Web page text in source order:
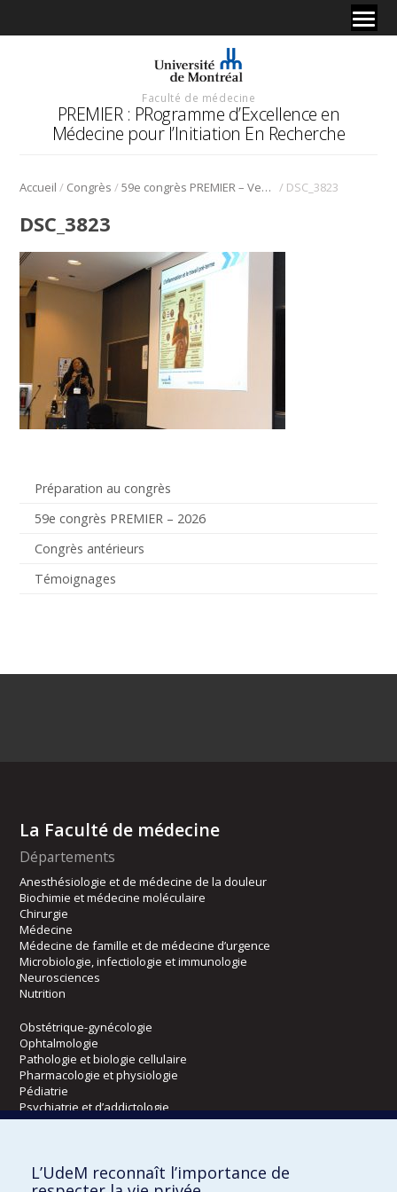
Faculté de médecine
PREMIER : PRogramme d’Excellence en
Médecine pour l’Initiation En Recherche
Accueil / Congrès / 59e congrès PREMIER – Vendredi 30 Janvier 2026 / DSC_3823
Préparation au congrès
59e congrès PREMIER – 2026
Congrès antérieurs
Témoignages
DSC_3823
La Faculté de médecine
Départements
Anesthésiologie et de médecine de la douleur
Biochimie et médecine moléculaire
Chirurgie
Médecine
Médecine de famille et de médecine d’urgence
Microbiologie, infectiologie et immunologie
Neurosciences
Nutrition
Obstétrique-gynécologie
Ophtalmologie
Pathologie et biologie cellulaire
Pharmacologie et physiologie
Pédiatrie
Psychiatrie et d’addictologie
Radiologie, radio-oncologie et médecine nucléaire
Écoles
L’UdeM reconnaît l’importance de